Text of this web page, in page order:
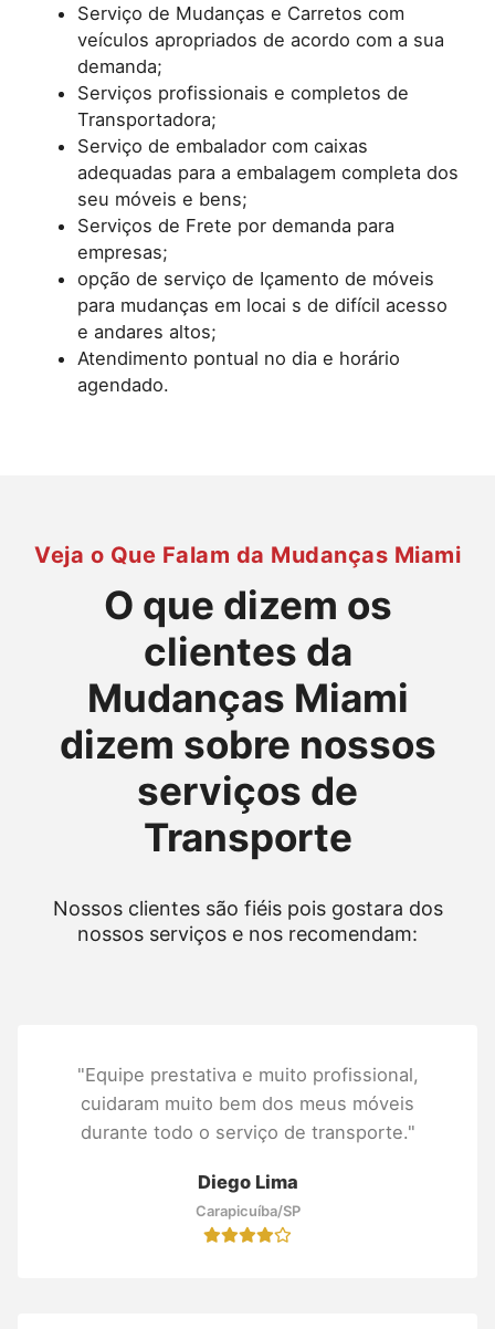
Serviço de Mudanças e Carretos com
veículos apropriados de acordo com a sua
demanda;
Serviços profissionais e completos de
Transportadora;
Serviço de embalador com caixas
adequadas para a embalagem completa dos
seu móveis e bens;
Serviços de Frete por demanda para
empresas;
opção de serviço de Içamento de móveis
para mudanças em locai s de difícil acesso
e andares altos;
Atendimento pontual no dia e horário
agendado.
Veja o Que Falam da Mudanças Miami
O que dizem os
clientes da
Mudanças Miami
dizem sobre nossos
serviços de
Transporte
Nossos clientes são fiéis pois gostara dos
nossos serviços e nos recomendam:
"Equipe prestativa e muito profissional,
cuidaram muito bem dos meus móveis
durante todo o serviço de transporte."
Diego Lima
Carapicuíba/SP